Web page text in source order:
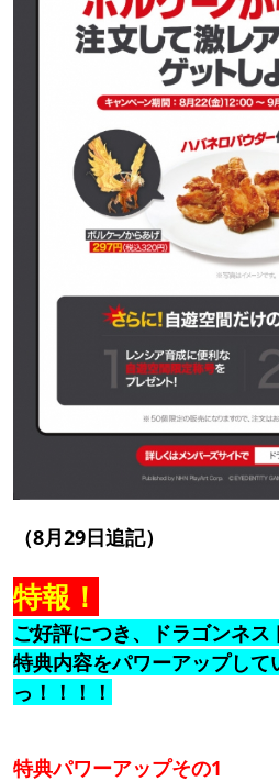
（8月29日追記）
特報！
ご好評につき、
ドラゴンネス
特典内容をパワーアップして
っ！！！！
特典パワーアップその1